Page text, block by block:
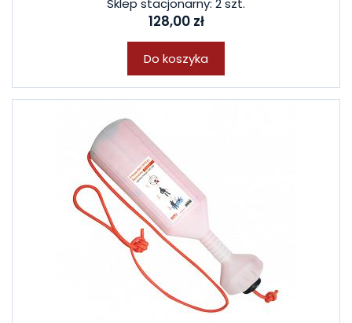
Sklep stacjonarny: 2 szt.
128,00 zł
Do koszyka